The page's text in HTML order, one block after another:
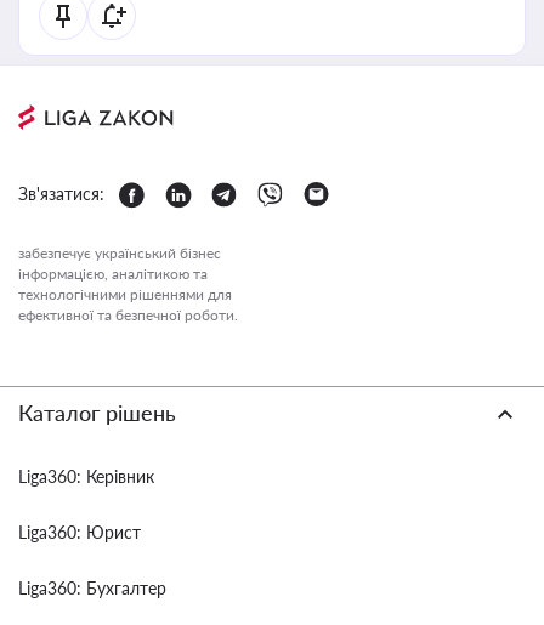
Зв'язатися:
забезпечує український бізнес
інформацією, аналітикою та
технологічними рішеннями для
ефективної та безпечної роботи.
Каталог рішень
Liga360: Керівник
Liga360: Юрист
Liga360: Бухгалтер